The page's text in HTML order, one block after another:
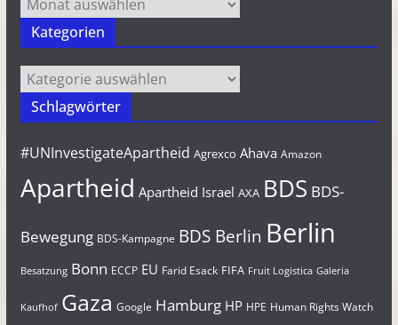
Kategorien
Kategorien
Schlagwörter
#UNInvestigateApartheid Agrexco Ahava Amazon
Apartheid Apartheid Israel AXA BDS BDS-
Bewegung BDS-Kampagne BDS Berlin Berlin
Besatzung Bonn ECCP EU Farid Esack FIFA Fruit Logistica Galeria
Kaufhof Gaza Google Hamburg HP HPE Human Rights Watch